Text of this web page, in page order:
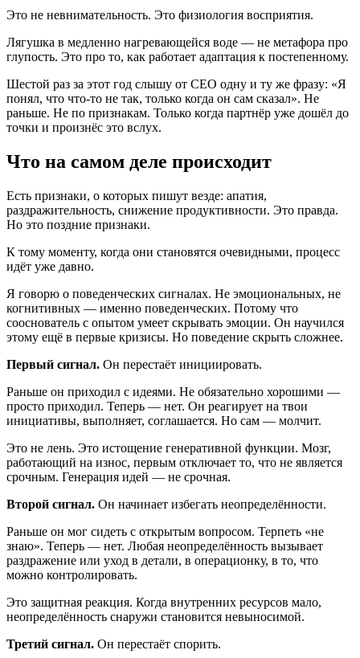
Это не невнимательность. Это физиология восприятия.
Лягушка в медленно нагревающейся воде — не метафора про
глупость. Это про то, как работает адаптация к постепенному.
Шестой раз за этот год слышу от CEO одну и ту же фразу: «Я
понял, что что-то не так, только когда он сам сказал». Не
раньше. Не по признакам. Только когда партнёр уже дошёл до
точки и произнёс это вслух.
Что на самом деле происходит
Есть признаки, о которых пишут везде: апатия,
раздражительность, снижение продуктивности. Это правда.
Но это поздние признаки.
К тому моменту, когда они становятся очевидными, процесс
идёт уже давно.
Я говорю о поведенческих сигналах. Не эмоциональных, не
когнитивных — именно поведенческих. Потому что
сооснователь с опытом умеет скрывать эмоции. Он научился
этому ещё в первые кризисы. Но поведение скрыть сложнее.
Первый сигнал. Он перестаёт инициировать.
Раньше он приходил с идеями. Не обязательно хорошими —
просто приходил. Теперь — нет. Он реагирует на твои
инициативы, выполняет, соглашается. Но сам — молчит.
Это не лень. Это истощение генеративной функции. Мозг,
работающий на износ, первым отключает то, что не является
срочным. Генерация идей — не срочная.
Второй сигнал. Он начинает избегать неопределённости.
Раньше он мог сидеть с открытым вопросом. Терпеть «не
знаю». Теперь — нет. Любая неопределённость вызывает
раздражение или уход в детали, в операционку, в то, что
можно контролировать.
Это защитная реакция. Когда внутренних ресурсов мало,
неопределённость снаружи становится невыносимой.
Третий сигнал. Он перестаёт спорить.